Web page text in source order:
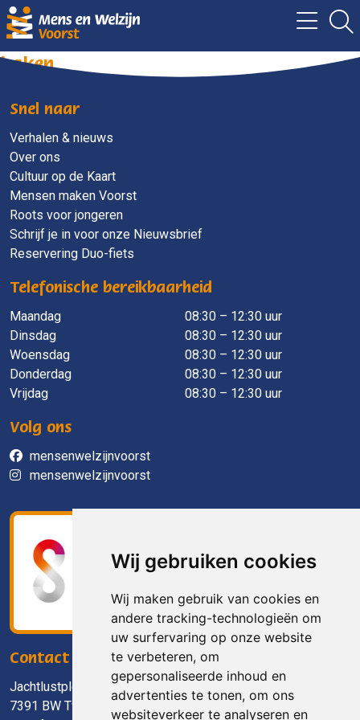
Wij gebruiken cookies
Wij maken gebruik van cookies en
andere tracking-technologieën om
uw surfervaring op onze website
te verbeteren, om
gepersonaliseerde inhoud en
advertenties te tonen, om ons
websiteverkeer te analyseren en
haken
Snel naar
Verhalen & nieuws
Over ons
Cultuur op de Kaart
Mensen maken Voorst
Roots voor jongeren
Schrijf je in voor onze Nieuwsbrief
Reservering Duo-fiets
Telefonische bereikbaarheid
Maandag
​ 08:30 – 12:30 uur
Dinsdag
08:30 – 12:30 uur
Woensdag
08:30 – 12:30 uur
Donderdag
08:30 – 12:30 uur
Vrijdag
08:30 – 12:30 uur
Volg ons
mensenwelzijnvoorst
mensenwelzijnvoorst
Contact
Jachtlustplein 11
7391 BW Twello